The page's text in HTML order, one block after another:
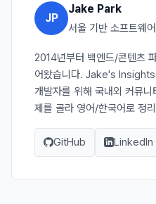
JP
Jake Park
서울 기반 소프트웨
2014년부터 백엔드/콘텐츠
어왔습니다. Jake's Insights
개발자를 위해 국내외 커뮤
제를 골라 영어/한국어로 정
GitHub LinkedIn